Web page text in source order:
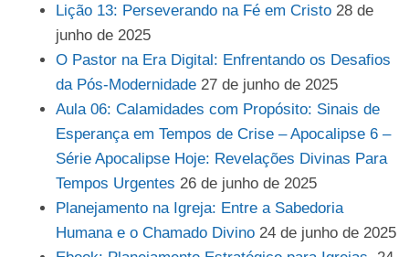
Lição 13: Perseverando na Fé em Cristo 28 de
junho de 2025
O Pastor na Era Digital: Enfrentando os Desafios
da Pós-Modernidade 27 de junho de 2025
Aula 06: Calamidades com Propósito: Sinais de
Esperança em Tempos de Crise – Apocalipse 6 –
Série Apocalipse Hoje: Revelações Divinas Para
Tempos Urgentes 26 de junho de 2025
Planejamento na Igreja: Entre a Sabedoria
Humana e o Chamado Divino 24 de junho de 2025